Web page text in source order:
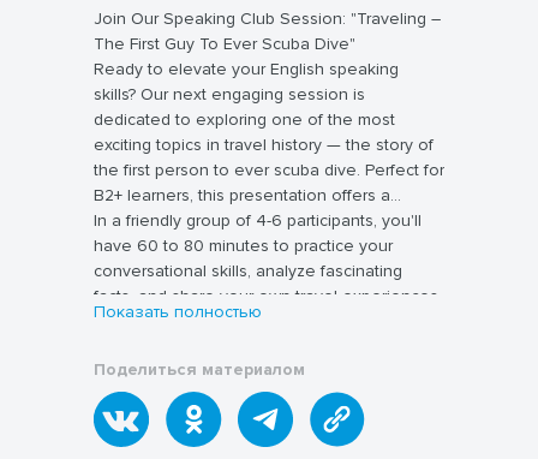
Join Our Speaking Club Session: "Traveling –
The First Guy To Ever Scuba Dive"
Ready to elevate your English speaking
skills? Our next engaging session is
dedicated to exploring one of the most
exciting topics in travel history — the story of
the first person to ever scuba dive. Perfect for
B2+ learners, this presentation offers a
stimulating mix of storytelling, vocabulary
expansion, and lively discussion.
In a friendly group of 4-6 participants, you'll
have 60 to 80 minutes to practice your
conversational skills, analyze fascinating
facts, and share your own travel experiences.
Whether you're passionate about adventure,
this session will inspire and challenge you.
Don’t miss this opportunity to improve your
English in a dynamic, supportive environment!
Join us and dive into the world of early
underwater exploration — it's more thrilling
Показать полностью
Поделиться материалом